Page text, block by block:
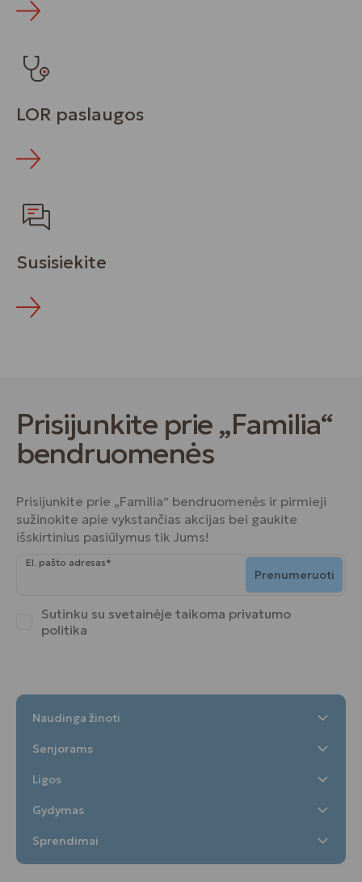
LOR paslaugos
Susisiekite
Prisijunkite prie „Familia“
bendruomenės
Prisijunkite prie „Familia“ bendruomenės ir pirmieji
sužinokite apie vykstančias akcijas bei gaukite
išskirtinius pasiūlymus tik Jums!
Prenumeruoti
El. pašto adresas*
Sutinku su svetainėje taikoma privatumo
politika
Naudinga žinoti
Senjorams
Ligos
Gydymas
Sprendimai